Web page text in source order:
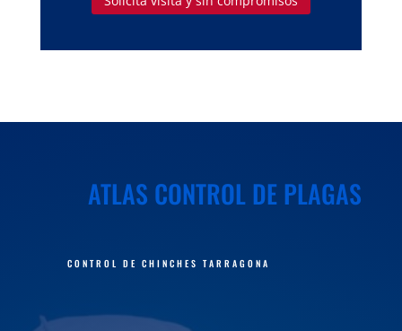
ATLAS CONTROL DE PLAGAS
CONTROL DE CHINCHES TARRAGONA